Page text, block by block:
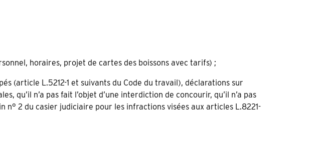
horaires, projet de cartes des boissons avec tarifs) ;
(article L.5212-1 et suivants du Code du travail), déclarations sur
qu’il n’a pas fait l’objet d’une interdiction de concourir, qu’il n’a pas
n° 2 du casier judiciaire pour les infractions visées aux articles L.8221-